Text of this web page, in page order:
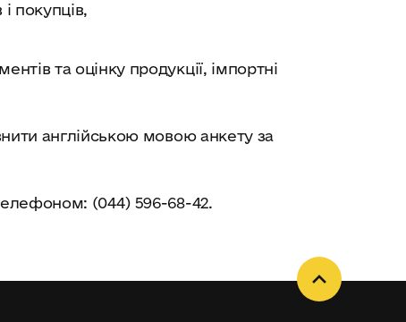
покупців,
та оцінку продукції, імпортні
англійською мовою анкету за
(044) 596-68-42.